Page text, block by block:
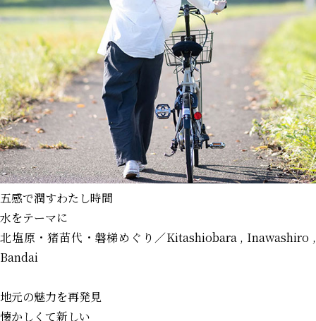
五感で潤すわたし時間
水をテーマに
北塩原・猪苗代・磐梯めぐり ／Kitashiobara , Inawashiro ,
Bandai
地元の魅力を再発見
懐かしくて新しい